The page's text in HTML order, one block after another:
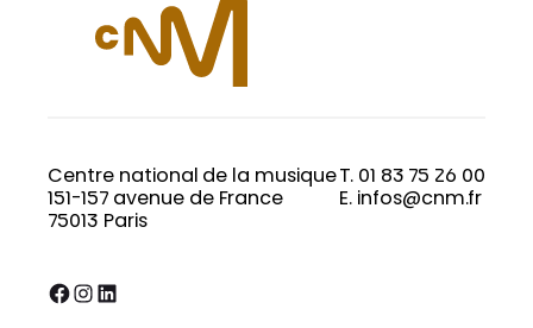
Centre national de la musique
151-157 avenue de France
75013 Paris
T. 01 83 75 26 00
E. infos@cnm.fr
Facebook InstagramLinkedIn